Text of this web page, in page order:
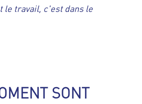
le travail, c'est dans le
SONT